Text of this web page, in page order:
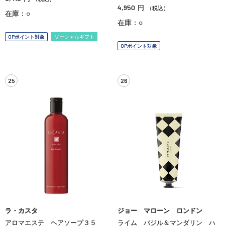
在庫：○
OPポイント対象 ソーシャルギフト
4,950 円 （税込）
在庫：○
OPポイント対象
25
ラ・カスタ
アロマエステ ヘアソープ３５
26
ジョー マローン ロンドン
ライム バジル＆マンダリン ハ